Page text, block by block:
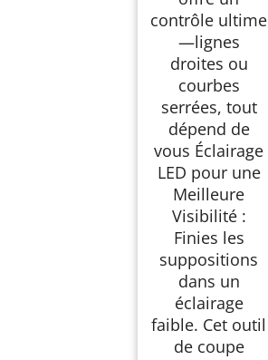
contrôle ultime
—lignes
droites ou
courbes
serrées, tout
dépend de
vous Éclairage
LED pour une
Meilleure
Visibilité :
Finies les
suppositions
dans un
éclairage
faible. Cet outil
de coupe